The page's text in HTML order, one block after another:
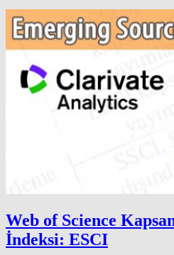
Web of Science
İndeksi: ESCI